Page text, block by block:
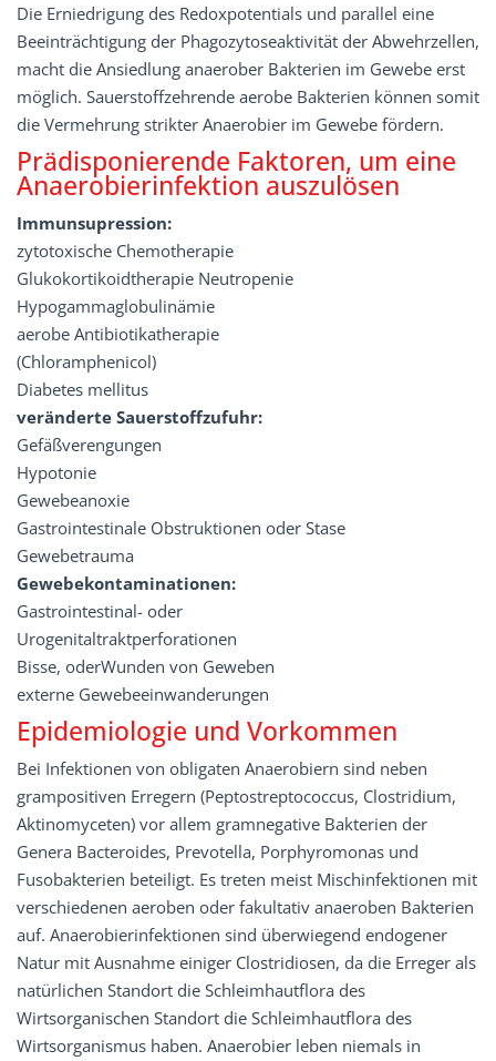
Die Erniedrigung des Redoxpotentials und parallel eine
Beeinträchtigung der Phagozytoseaktivität der Abwehrzellen,
macht die Ansiedlung anaerober Bakterien im Gewebe erst
möglich. Sauerstoffzehrende aerobe Bakterien können somit
die Vermehrung strikter Anaerobier im Gewebe fördern.
Prädisponierende Faktoren, um eine
Anaerobierinfektion auszulösen
Immunsupression:
zytotoxische Chemotherapie
Glukokortikoidtherapie Neutropenie
Hypogammaglobulinämie
aerobe Antibiotikatherapie
(Chloramphenicol)
Diabetes mellitus
veränderte Sauerstoffzufuhr:
Gefäßverengungen
Hypotonie
Gewebeanoxie
Gastrointestinale Obstruktionen oder Stase
Gewebetrauma
Gewebekontaminationen:
Gastrointestinal- oder
Urogenitaltraktperforationen
Bisse, oderWunden von Geweben
externe Gewebeeinwanderungen
Epidemiologie und Vorkommen
Bei Infektionen von obligaten Anaerobiern sind neben
grampositiven Erregern (Peptostreptococcus, Clostridium,
Aktinomyceten) vor allem gramnegative Bakterien der
Genera Bacteroides, Prevotella, Porphyromonas und
Fusobakterien beteiligt. Es treten meist Mischinfektionen mit
verschiedenen aeroben oder fakultativ anaeroben Bakterien
auf. Anaerobierinfektionen sind überwiegend endogener
Natur mit Ausnahme einiger Clostridiosen, da die Erreger als
natürlichen Standort die Schleimhautflora des
Wirtsorganischen Standort die Schleimhautflora des
Wirtsorganismus haben. Anaerobier leben niemals in